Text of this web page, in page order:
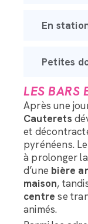
En
Petites
LES BARS
Après une
Cauterets
et
pyrénéens.
à prolonger
d’une bière
maison,
centre se
animés.